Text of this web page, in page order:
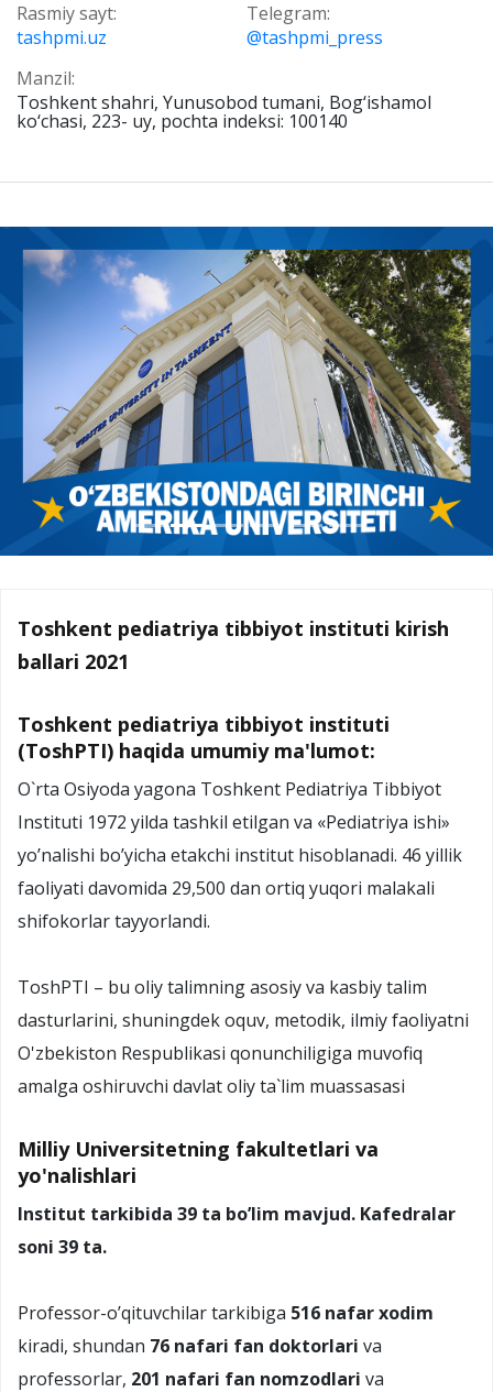
Rasmiy sayt:
tashpmi.uz
Telegram:
@tashpmi_press
Manzil:
Toshkent shahri, Yunusobod tumani, Bog‘ishamol
ko‘chasi, 223- uy, pochta indeksi: 100140
Toshkent pediatriya tibbiyot instituti kirish
ballari 2021
Toshkent pediatriya tibbiyot instituti
(ToshPTI) haqida umumiy ma'lumot:
O`rta Osiyoda yagona Toshkent Pediatriya Tibbiyot
Instituti 1972 yilda tashkil etilgan va «Pediatriya ishi»
yo’nalishi bo’yicha etakchi institut hisoblanadi. 46 yillik
faoliyati davomida 29,500 dan ortiq yuqori malakali
shifokorlar tayyorlandi.
ToshPTI – bu oliy talimning asosiy va kasbiy talim
dasturlarini, shuningdek oquv, metodik, ilmiy faoliyatni
O'zbekiston Respublikasi qonunchiligiga muvofiq
amalga oshiruvchi davlat oliy ta`lim muassasasi
Milliy Universitetning fakultetlari va
yo'nalishlari
Institut tarkibida 39 ta bo’lim mavjud. Kafedralar
soni 39 ta.
Professor-o’qituvchilar tarkibiga 516 nafar xodim
kiradi, shundan 76 nafari fan doktorlari va
professorlar, 201 nafari fan nomzodlari va